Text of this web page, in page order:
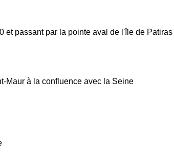
et passant par la pointe aval de l'île de Patiras
Maur à la confluence avec la Seine